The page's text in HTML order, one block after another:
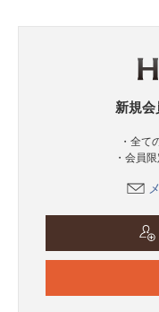
新規
・全て
・会員